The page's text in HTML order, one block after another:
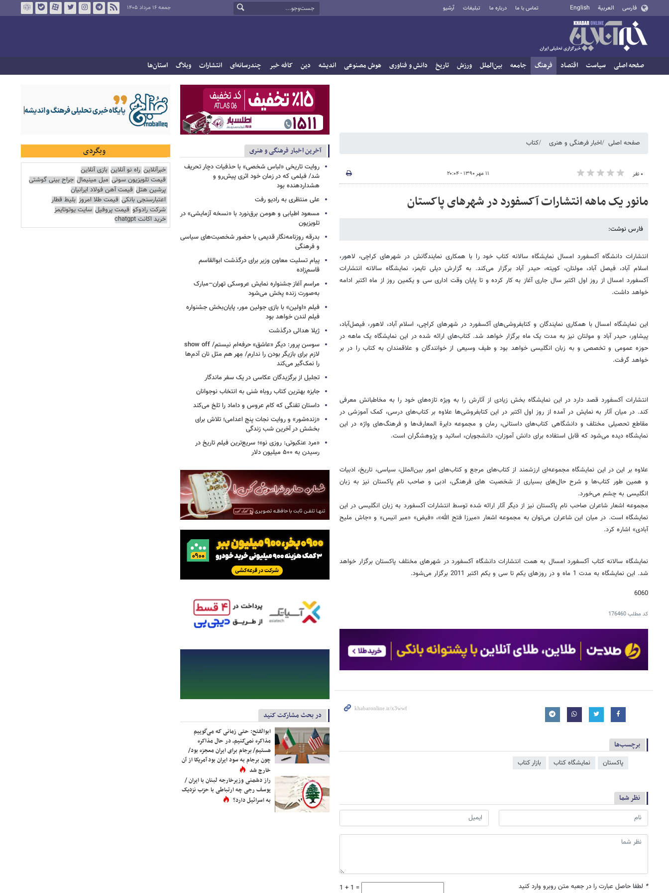
فارسی العربية English تماس با ما درباره ما تبلیغات آرشیو جمعه ۱۶ مرداد ۱۴۰۵
صفحه اصلی سیاست اقتصاد فرهنگ جامعه بین‌الملل ورزش تاریخ دانش و فناوری هوش مصنوعی اندیشه دین کافه خبر چندرسانه‌ای انتشارات وبلاگ استان‌ها
صفحه اصلی اخبار فرهنگی و هنری کتاب
۰ نفر ۱۱ مهر ۱۳۹۰ - ۲۰:۰۴
مانور یک ماهه انتشارات آکسفورد در شهرهای پاکستان
فارس نوشت:
انتشارات دانشگاه آکسفورد امسال نمایشگاه سالانه کتاب خود را با همکاری نمایندگانش در شهرهای کراچی، لاهور،
اسلام آباد، فیصل آباد، مولتان، کویته، حیدر آباد برگزار می‌کند. به گزارش دیلی تایمز، نمایشگاه سالانه انتشارات
آکسفورد امسال از روز اول اکتبر سال جاری آغاز به کار کرده و تا پایان وقت اداری سی و یکمین روز از ماه اکتبر ادامه
خواهد داشت.
این نمایشگاه امسال با همکاری نمایندگان و کتابفروشی‌های آکسفورد در شهرهای کراچی، اسلام آباد، لاهور، فیصل‌آباد،
پیشاور، حیدر آباد و مولتان نیز به مدت یک ماه برگزار خواهد شد. کتاب‌های ارائه شده در این نمایشگاه یک ماهه در
حوزه عمومی و تخصصی و به زبان انگلیسی خواهد بود و طیف وسیعی از خوانندگان و علاقمندان به کتاب را در بر
خواهد گرفت.
انتشارات آکسفورد قصد دارد در این نمایشگاه بخش زیادی از آثارش را به ویژه تازه‌های خود را به مخاطبانش معرفی
کند. در میان آثار به نمایش در آمده از روز اول اکتبر در این کتابفروشی‌ها علاوه بر کتاب‌های درسی، کمک آموزشی در
مقاطع تحصیلی مختلف و دانشگاهی کتاب‌های داستانی، رمان و مجموعه دایرة المعارف‌ها و فرهنگ‌های واژه در این
نمایشگاه دیده می‌شود که قابل استفاده برای دانش آموزان، دانشجویان، اساتید و پژوهشگران است.
علاوه بر این در این نمایشگاه مجموعه‌ای ارزشمند از کتاب‌های مرجع و کتاب‌های امور بین‌الملل، سیاسی، تاریخ، ادبیات
و همین طور کتاب‌ها و شرح حال‌های بسیاری از شخصیت های فرهنگی، ادبی و صاحب نام پاکستان نیز به زبان
انگلیسی به چشم می‌خورد.
مجموعه اشعار شاعران صاحب نام پاکستان نیز از دیگر آثار ارائه شده توسط انتشارات آکسفورد به زبان انگلیسی در این
نمایشگاه است. در میان این شاعران می‌توان به مجموعه اشعار «میرزا فتح الله»، «فیض» «میر انیس» و «جاش ملیح
آبادی» اشاره کرد.
نمایشگاه سالانه کتاب آکسفورد امسال به همت انتشارات دانشگاه آکسفورد در شهرهای مختلف پاکستان برگزار خواهد
شد. این نمایشگاه به مدت 1 ماه و در روزهای یکم تا سی و یکم اکتبر 2011 برگزار می‌شود.
6060
کد مطلب176460
برچسب‌ها
پاکستان نمایشگاه کتاب بازار کتاب
نظر شما
* لطفا حاصل عبارت را در جعبه متن روبرو وارد کنید 1 + 1 =
آخرین اخبار فرهنگی و هنری
روایت تاریخی «لباس شخصی» با حذفیات دچار تحریف
شد/ فیلمی که در زمان خود اثری پیش‌رو و
هشداردهنده بود
علی منتظری به رادیو رفت
مسعود اطیابی و هومن برق‌نورد با «نسخه آزمایشی» در
تلویزیون
بدرقه روزنامه‌نگار قدیمی با حضور شخصیت‌های سیاسی
و فرهنگی
پیام تسلیت معاون وزیر برای درگذشت ابوالقاسم
قاسم‌زاده
مراسم آغاز جشنواره نمایش عروسکی تهران–مبارک
به‌صورت زنده پخش می‌شود
فیلم «اولین» با بازی جولین مور، پایان‌بخش جشنواره
فیلم لندن خواهد بود
ژیلا هدائی درگذشت
سوسن پرور: دیگر «عاشق» حرفه‌ام نیستم/ show off
لازم برای بازیگر بودن را ندارم/ مِهر هم مثل نان آدم‌ها
را نمک‌گیر می‌کند
تجلیل از برگزیدگان عکاسی در یک سفر ماندگار
جایزه بهترین کتاب روباه شنی به انتخاب نوجوانان
داستان تفنگی که کام عروس و داماد را تلخ می‌کند
«زنده‌شور» و روایت نجات پنج اعدامی؛ تلاش برای
بخشش در آخرین شب زندگی
«مرد عنکبوتی: روزی نو»؛ سریع‌ترین فیلم تاریخ در
رسیدن به ۵۰۰ میلیون دلار
در بحث مشارکت کنید
ابوالفتح: حتی زمانی که می‌گوییم
مذاکره نمی‌کنیم، در حال مذاکره
هستیم/ برجام برای ایران معجزه بود/
چون برجام به سود ایران بود آمریکا از آن
خارج شد
راز دشمنی وزیرخارجه لبنان با ایران /
یوسف رجی چه ارتباطی با حزب نزدیک
به اسرائیل دارد؟
وبگردی
خبرآنلاین راه نو آنلاین بازی آنلاین
قیمت تلویزیون سونی مبل مینیمال جراح بینی گوشتی
پرشین هتل قیمت آهن فولاد ایرانیان
اعتبارسنجی بانکی قیمت طلا امروز بلیط قطار
شرکت رادوکو قیمت پروفیل سایت یوتوتایمز
خرید اکانت chatgpt